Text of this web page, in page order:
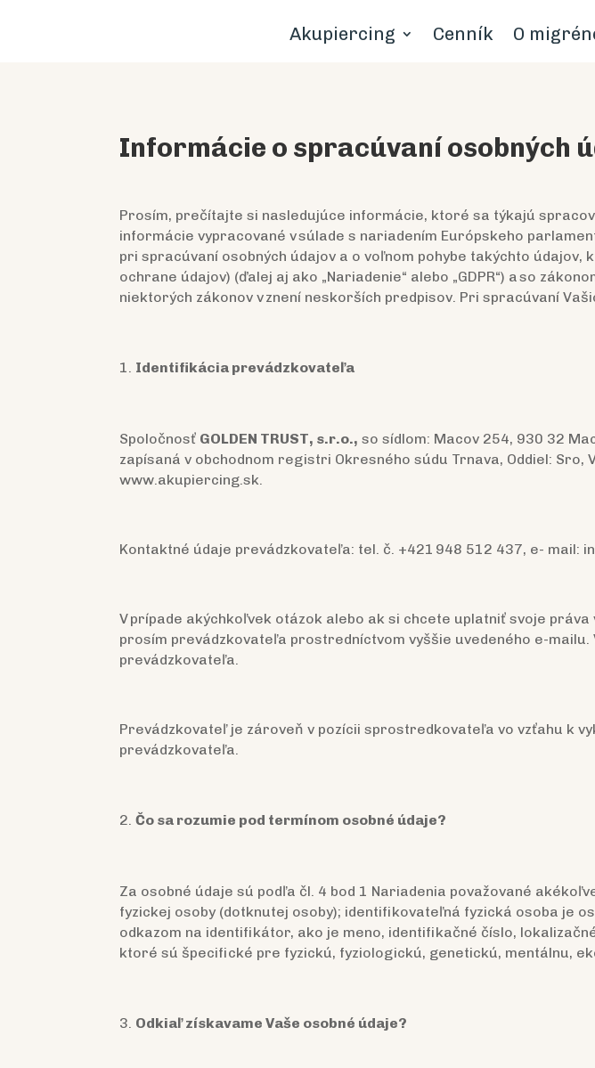
Akupiercing Cenník O
Informácie o spracúvaní osobných
Prosím, prečítajte si nasledujúce informácie, ktoré sa týkajú
informácie vypracované v súlade s nariadením Európskeho
pri spracúvaní osobných údajov a o voľnom pohybe takýchto
ochrane údajov) (ďalej aj ako „Nariadenie“ alebo „GDPR“) a so
niektorých zákonov v znení neskorších predpisov. Pri spracúvaní
Identifikácia prevádzkovateľa
Spoločnosť GOLDEN TRUST, s.r.o., so sídlom: Macov 254, 930 32
zapísaná v obchodnom registri Okresného súdu Trnava, Oddiel:
www.akupiercing.sk.
Kontaktné údaje prevádzkovateľa: tel. č. +421 948 512 437, e- mail:
V prípade akýchkoľvek otázok alebo ak si chcete uplatniť svoje
prosím prevádzkovateľa prostredníctvom vyššie uvedeného e-
prevádzkovateľa.
Prevádzkovateľ je zároveň v pozícii sprostredkovateľa vo vzťahu k
prevádzkovateľa.
Čo sa rozumie pod termínom osobné údaje?
Za osobné údaje sú podľa čl. 4 bod 1 Nariadenia považované
fyzickej osoby (dotknutej osoby); identifikovateľná fyzická osoba je
odkazom na identifikátor, ako je meno, identifikačné číslo,
ktoré sú špecifické pre fyzickú, fyziologickú, genetickú, mentálnu,
Odkiaľ získavame Vaše osobné údaje?